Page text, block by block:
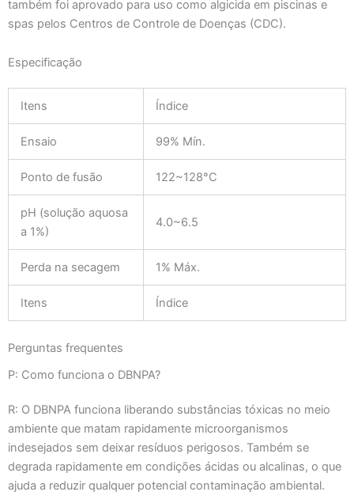
também foi aprovado para uso como algicida em piscinas e
spas pelos Centros de Controle de Doenças (CDC).
Especificação
Itens Índice
Ensaio 99% Mín.
Ponto de fusão 122~128°C
pH (solução aquosa
a 1%)
4.0~6.5
Perda na secagem 1% Máx.
Itens Índice
Perguntas frequentes
P: Como funciona o DBNPA?
R: O DBNPA funciona liberando substâncias tóxicas no meio
ambiente que matam rapidamente microorganismos
indesejados sem deixar resíduos perigosos. Também se
degrada rapidamente em condições ácidas ou alcalinas, o que
ajuda a reduzir qualquer potencial contaminação ambiental.